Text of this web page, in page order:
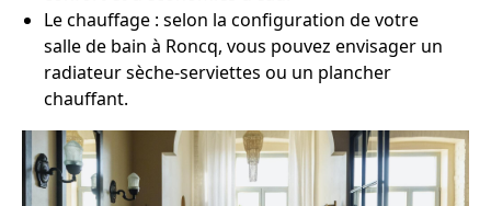
Le chauffage : selon la configuration de votre
salle de bain à Roncq, vous pouvez envisager un
radiateur sèche-serviettes ou un plancher
chauffant.